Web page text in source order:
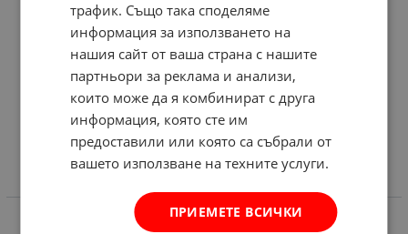
ИНФОРМАЦИЯ
Доставка и плащане
трафик. Също така споделяме
информация за използването на
нашия сайт от ваша страна с нашите
партньори за реклама и анализи,
които може да я комбинират с друга
информация, която сте им
предоставили или която са събрали от
вашето използване на техните услуги.
ПРИЕМЕТЕ ВСИЧКИ